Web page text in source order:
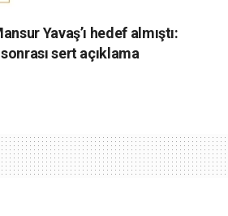
Yavaş’ı hedef almıştı:
sert açıklama